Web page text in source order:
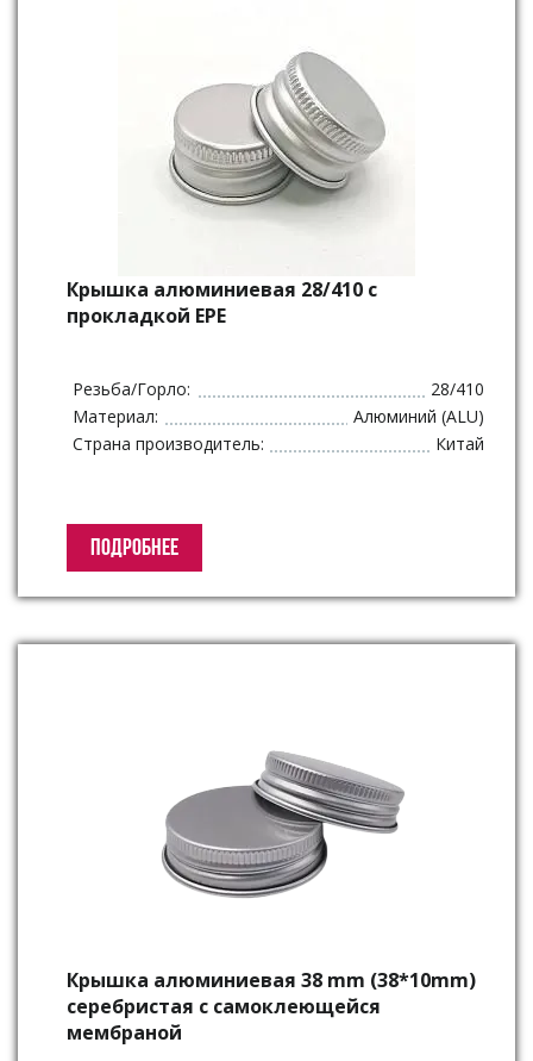
Крышка алюминиевая 28/410 с
прокладкой EPE
Резьба/Горло:
28/410
Материал:
Алюминий (ALU)
Страна производитель:
Китай
ПОДРОБНЕЕ
Крышка алюминиевая 38 mm (38*10mm)
серебристая с самоклеющейся
мембраной